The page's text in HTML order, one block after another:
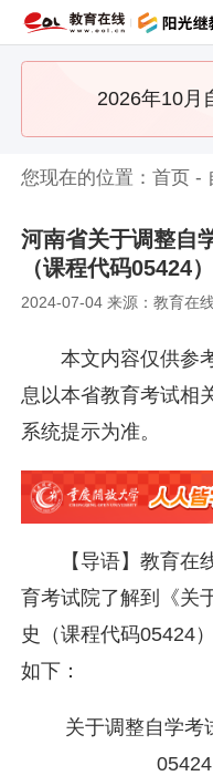
2026年10月
您现在的位置：首页 -
河南省关于调整自
（课程代码05424
2024-07-04 来源：教育在
本文内容仅供参
息以本省教育考试相
系统提示为准。
【导语】教育
育考试院了解到《关
史（课程代码05424
如下：
关于调整自学考